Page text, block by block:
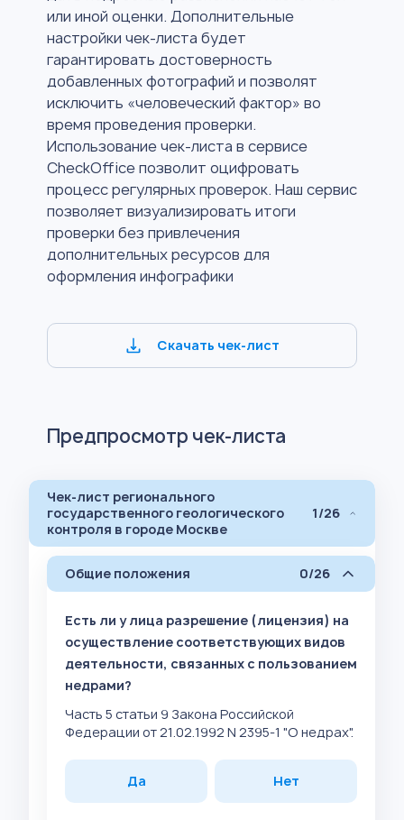
или иной оценки. Дополнительные
настройки чек-листа будет
гарантировать достоверность
добавленных фотографий и позволят
исключить «человеческий фактор» во
время проведения проверки.
Использование чек-листа в сервисе
CheckOffice позволит оцифровать
процесс регулярных проверок. Наш сервис
позволяет визуализировать итоги
проверки без привлечения
дополнительных ресурсов для
оформления инфографики
Скачать чек-лист
Предпросмотр чек-листа
Чек-лист регионального
государственного геологического
контроля в городе Москве
1/26
Общие положения 0/26
Есть ли у лица разрешение (лицензия) на
осуществление соответствующих видов
деятельности, связанных с пользованием
недрами?
Часть 5 статьи 9 Закона Российской
Федерации от 21.02.1992 N 2395-1 "О недрах".
Да Нет